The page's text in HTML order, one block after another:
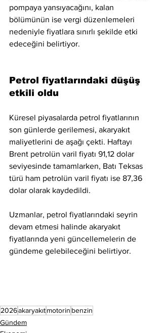
pompaya yansıyacağını, kalan
bölümünün ise vergi düzenlemeleri
nedeniyle fiyatlara sınırlı şekilde etki
edeceğini belirtiyor.
Petrol fiyatlarındaki düşüş
etkili oldu
Küresel piyasalarda petrol fiyatlarının
son günlerde gerilemesi, akaryakıt
maliyetlerini de aşağı çekti. Haftayı
Brent petrolün varil fiyatı 91,12 dolar
seviyesinde tamamlarken, Batı Teksas
türü ham petrolün varil fiyatı ise 87,36
dolar olarak kaydedildi.
Uzmanlar, petrol fiyatlarındaki seyrin
devam etmesi halinde akaryakıt
fiyatlarında yeni güncellemelerin de
gündeme gelebileceğini belirtiyor.
2026akaryakıtmotorin benzin
Gündem